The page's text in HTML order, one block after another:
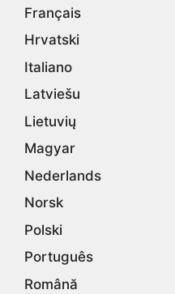
Français
Hrvatski
Italiano
Latviešu
Lietuvių
Magyar
Nederlands
Norsk
Polski
Português
Română